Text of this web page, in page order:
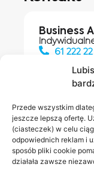
Przede wszystkim
jeszcze lepszą ofertę.
(ciasteczek) w celu
odpowiednich reklam i
sposób pliki cookie
działała zawsze
Business
61 222
Salony